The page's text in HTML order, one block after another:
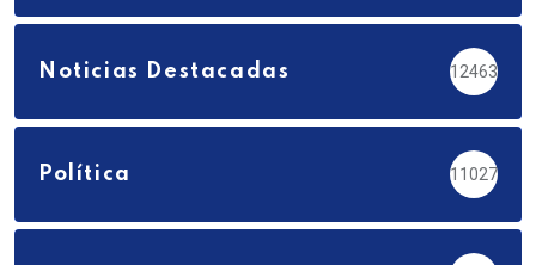
Noticias Destacadas 12463
Política 11027